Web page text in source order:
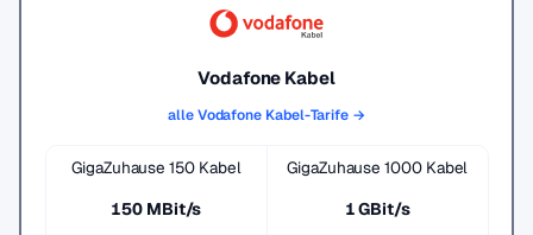
Vodafone Kabel
alle Vodafone Kabel-Tarife →
GigaZuhause 150 Kabel
150 MBit/s
GigaZuhause 1000 Kabel
1 GBit/s